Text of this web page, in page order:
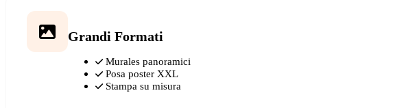
Grandi Formati
Murales panoramici
Posa poster XXL
Stampa su misura